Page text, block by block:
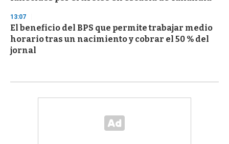
13:07
El beneficio del BPS que permite trabajar medio
horario tras un nacimiento y cobrar el 50 % del
jornal